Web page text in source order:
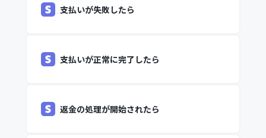
支払いが失敗したら
支払いが正常に完了したら
返金の処理が開始されたら